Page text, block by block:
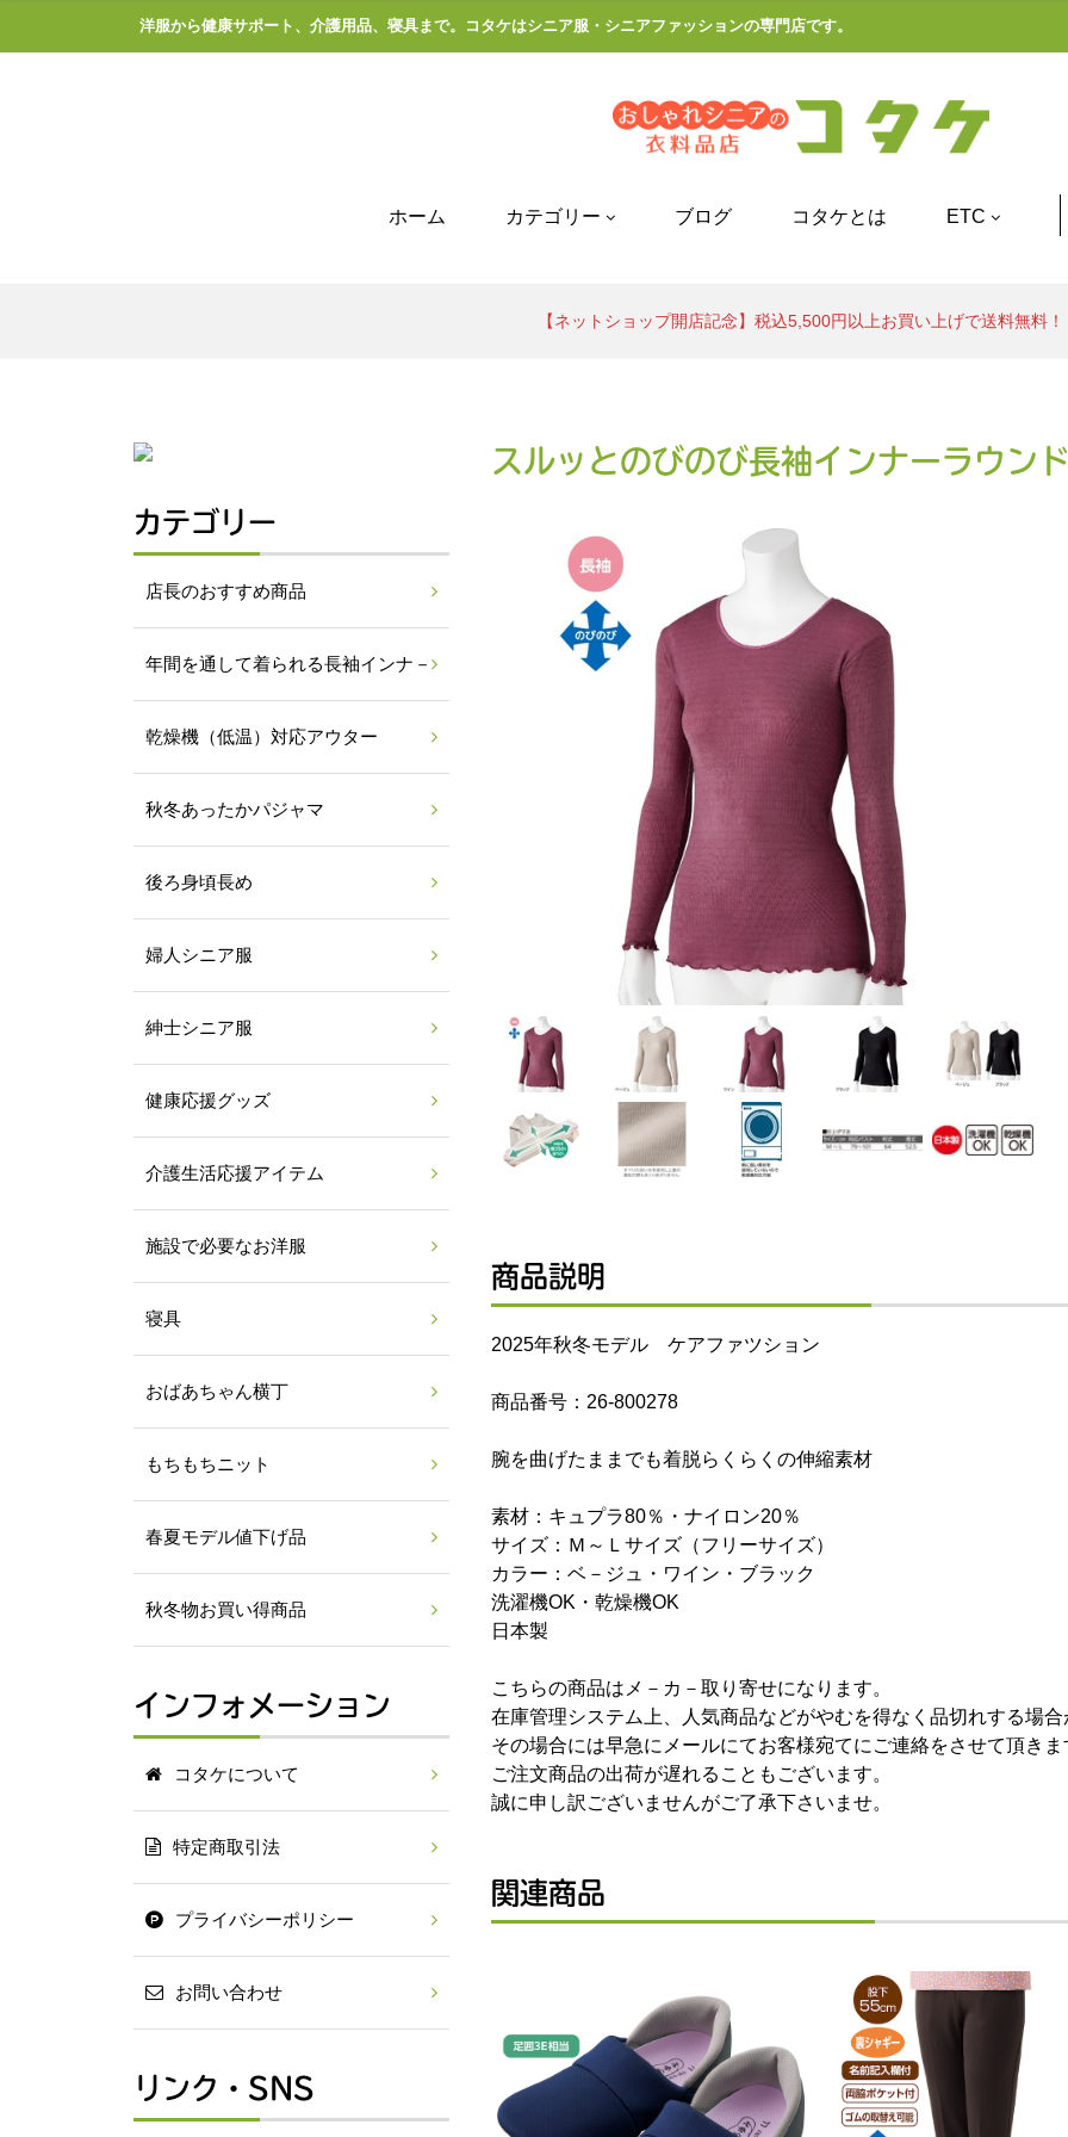
洋服から健康サポート、介護用品、寝具まで。コタケはシニア服・シニアファッションの専門店です。
ホーム カテゴリー ブログ コタケとは ETC
【ネットショップ開店記念】税込5,500円以上お買い上げで送料無料！
スルッとのびのび長袖インナーラウン
商品説明
2025年秋冬モデル ケアファツション
商品番号：26-800278
腕を曲げたままでも着脱らくらくの伸縮素材
素材：キュプラ80％・ナイロン20％
サイズ：Ｍ～Ｌサイズ（フリーサイズ）
カラー：ベ－ジュ・ワイン・ブラック
洗濯機OK・乾燥機OK
日本製
こちらの商品はメ－カ－取り寄せになります。
在庫管理システム上、人気商品などがやむを得なく品切れする場
その場合には早急にメールにてお客様宛てにご連絡をさせて頂きま
ご注文商品の出荷が遅れることもございます。
誠に申し訳ございませんがご了承下さいませ。
関連商品
カテゴリー
店長のおすすめ商品
年間を通して着られる長袖インナ－
乾燥機（低温）対応アウター
秋冬あったかパジャマ
後ろ身頃長め
婦人シニア服
紳士シニア服
健康応援グッズ
介護生活応援アイテム
施設で必要なお洋服
寝具
おばあちゃん横丁
もちもちニット
春夏モデル値下げ品
秋冬物お買い得商品
インフォメーション
コタケについて
特定商取引法
プライバシーポリシー
お問い合わせ
リンク・SNS